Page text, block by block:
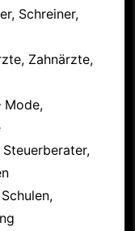
Schreiner,
Zahnärzte,